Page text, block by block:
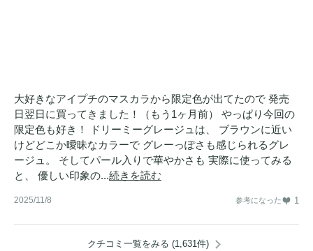
大好きなアイプチのマスカラから限定色が出てたので 発売
日翌日に買ってきました！（もう1ヶ月前） やっぱり今回の
限定色も好き！ ドリーミーグレージュは、 ブラウンに近い
けどどこか曖昧なカラーで グレーっぽさも感じられるグレ
ージュ。 そしてパール入りで華やかさも 実際に使ってみる
と、 優しい印象の...続きを読む
2025/11/8 参考になった 1
クチコミ一覧をみる (1,631件)